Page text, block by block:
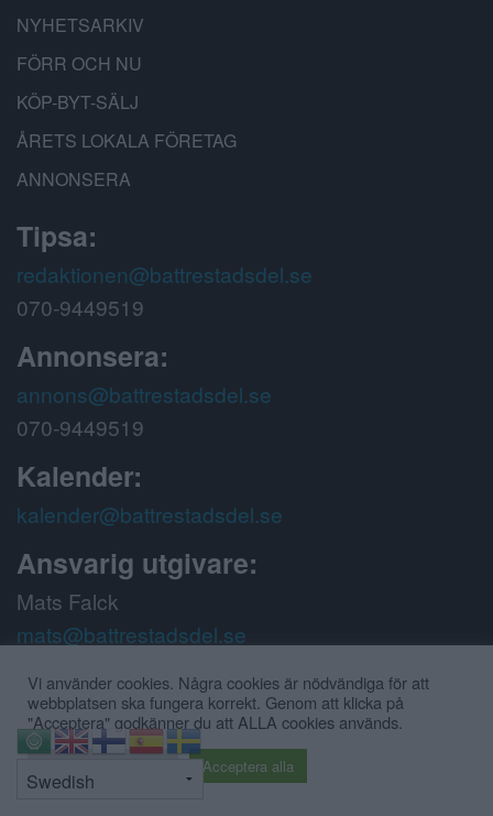
NYHETSARKIV
FÖRR OCH NU
KÖP-BYT-SÄLJ
ÅRETS LOKALA FÖRETAG
ANNONSERA
Tipsa:
redaktionen@battrestadsdel.se
070-9449519
Annonsera:
annons@battrestadsdel.se
070-9449519
Kalender:
kalender@battrestadsdel.se
Ansvarig utgivare:
Mats Falck
mats@battrestadsdel.se
Följ oss på:
Vi använder cookies. Några cookies är nödvändiga för att
webbplatsen ska fungera korrekt. Genom att klicka på
"Acceptera" godkänner du att ALLA cookies används.
Acceptera alla